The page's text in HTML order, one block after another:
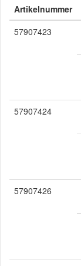
Artikelnummer
57907423
57907424
57907426